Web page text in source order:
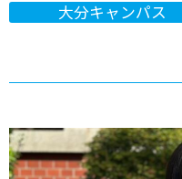
大分キャンパス